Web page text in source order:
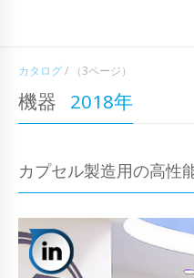
カタログ/ （3ページ）
機器 2018年
カプセル製造用の高性